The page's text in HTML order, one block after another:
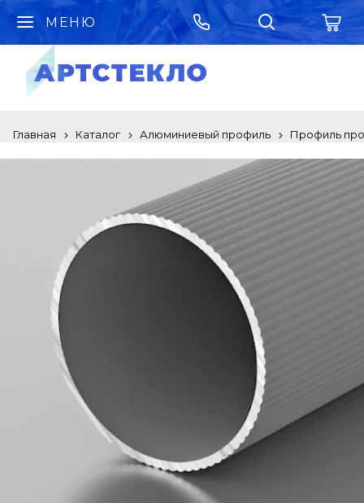
МЕНЮ
Главная Каталог Алюминиевый профиль Профиль